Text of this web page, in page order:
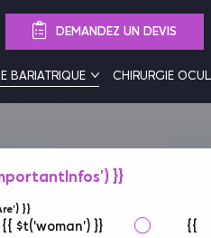
DEMANDEZ UN DEVIS
BARIATRIQUE CHIRURGIE
}}
}}
{{ $t('woman') }}
{{